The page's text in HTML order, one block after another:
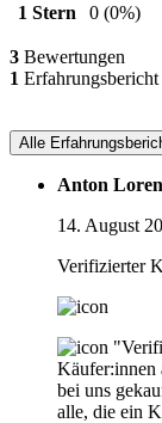
1 Stern
0 (0%)
3 Bewertungen
1
Alle
Anton
14. August
Verifizierter
Käufer:innen
bei uns
alle, die ein